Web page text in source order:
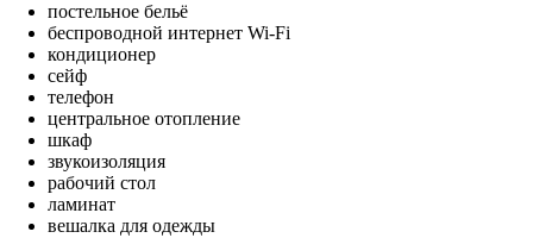
постельное бельё
беспроводной интернет Wi-Fi
кондиционер
сейф
телефон
центральное отопление
шкаф
звукоизоляция
рабочий стол
ламинат
вешалка для одежды